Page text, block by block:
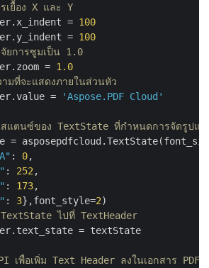
เยื้อง X และ Y
=
100
=
100
ยการซูมเป็น 1.0
=
1.0
มที่จะแสดงภายในส่วนหัว
=
'Aspose.PDF Cloud'
แตนซ์ของ TextState ที่กำหนดการจัดรูปแบ
=
: 0,
: 252 ,
: 173,
: 3},font_style=2)
ไปที่ TextHeader
= textState
เพื่อเพิ่ม Text Header ลงในเอกสาร PDF